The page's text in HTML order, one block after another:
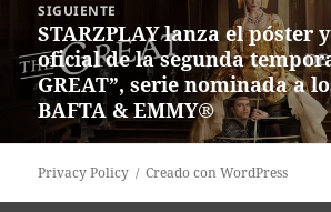
SIGUIENTE
Siguiente
entrada:
STARZPLAY lanza el póster
oficial de la segunda
GREAT”, serie nominada a
BAFTA & EMMY®
Privacy Policy Creado con WordPress